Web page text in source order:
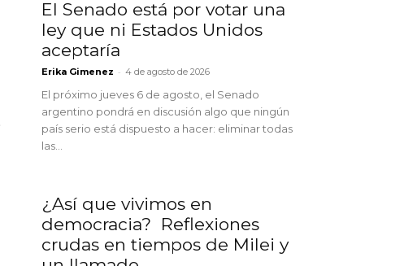
El Senado está por votar una
ley que ni Estados Unidos
aceptaría
Erika Gimenez - 4 de agosto de 2026
El próximo jueves 6 de agosto, el Senado
argentino pondrá en discusión algo que ningún
país serio está dispuesto a hacer: eliminar todas
las...
¿Así que vivimos en
democracia? Reflexiones
crudas en tiempos de Milei y